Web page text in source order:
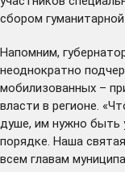
сбором
Напомним,
неоднократно
мобилизованных –
власти в регионе.
душе, им нужно быть
порядке. Наша
всем главам